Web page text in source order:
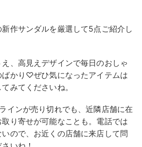
新作サンダルを厳選して5点ご紹介し
、高見えデザインで毎日のおしゃ
ばかり♡ぜひ気になったアイテムは
みてくださいね。
インが売り切れでも、近隣店舗に在
り寄せが可能なことも。電話では
ので、お近くの店舗に来店して問